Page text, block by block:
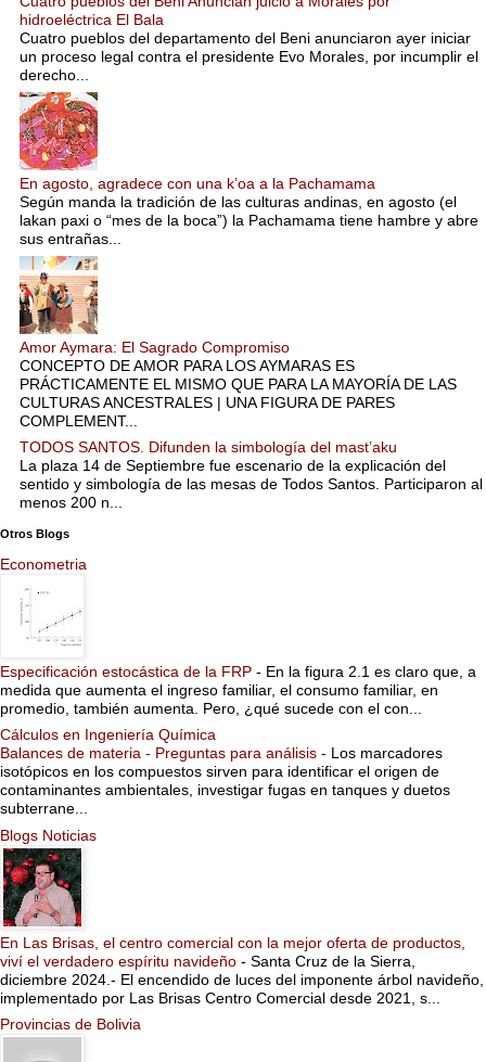
hidroeléctrica El Bala
Cuatro pueblos del departamento del Beni anunciaron ayer iniciar
un proceso legal contra el presidente Evo Morales, por incumplir el
derecho...
En agosto, agradece con una k’oa a la Pachamama
Según manda la tradición de las culturas andinas, en agosto (el
lakan paxi o “mes de la boca”) la Pachamama tiene hambre y abre
sus entrañas...
Amor Aymara: El Sagrado Compromiso
CONCEPTO DE AMOR PARA LOS AYMARAS ES
PRÁCTICAMENTE EL MISMO QUE PARA LA MAYORÍA DE LAS
CULTURAS ANCESTRALES | UNA FIGURA DE PARES
COMPLEMENT...
TODOS SANTOS. Difunden la simbología del mast’aku
La plaza 14 de Septiembre fue escenario de la explicación del
sentido y simbología de las mesas de Todos Santos. Participaron al
menos 200 n...
Otros Blogs
Econometria
Especificación estocástica de la FRP - En la figura 2.1 es claro que, a
medida que aumenta el ingreso familiar, el consumo familiar, en
promedio, también aumenta. Pero, ¿qué sucede con el con...
Cálculos en Ingeniería Química
Balances de materia - Preguntas para análisis - Los marcadores
isotópicos en los compuestos sirven para identificar el origen de
contaminantes ambientales, investigar fugas en tanques y duetos
subterrane...
Blogs Noticias
En Las Brisas, el centro comercial con la mejor oferta de productos,
viví el verdadero espíritu navideño - Santa Cruz de la Sierra,
diciembre 2024.- El encendido de luces del imponente árbol navideño,
implementado por Las Brisas Centro Comercial desde 2021, s...
Provincias de Bolivia